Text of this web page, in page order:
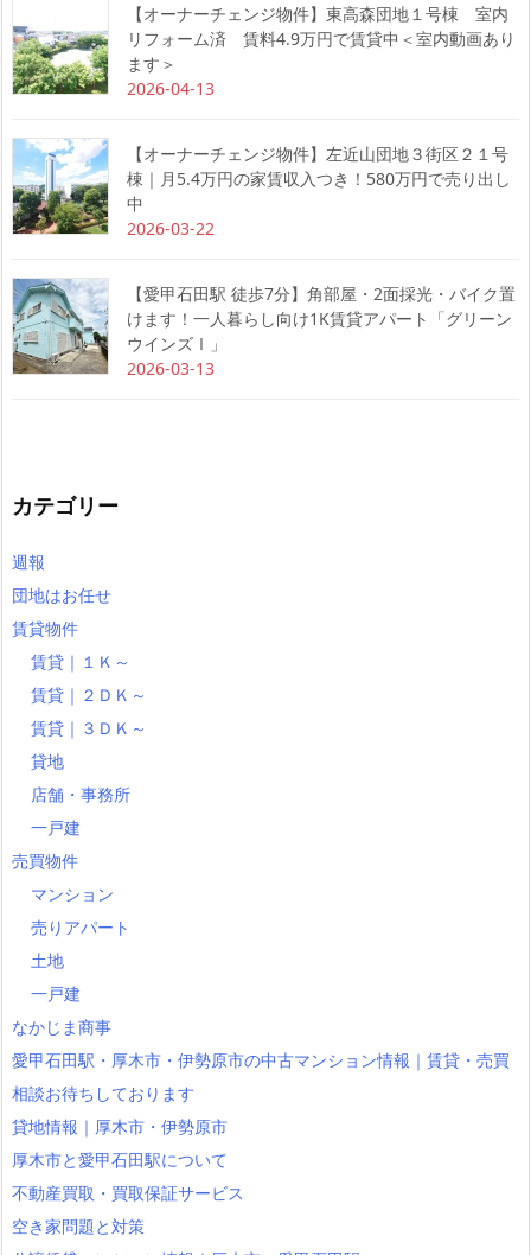
【オーナーチェンジ物件】東高森団地１号棟 室内
リフォーム済 賃料4.9万円で賃貸中＜室内動画あり
ます＞
2026-04-13
【オーナーチェンジ物件】左近山団地３街区２１号
棟｜月5.4万円の家賃収入つき！580万円で売り出し
中
2026-03-22
【愛甲石田駅 徒歩7分】角部屋・2面採光・バイク置
けます！一人暮らし向け1K賃貸アパート「グリーン
ウインズⅠ」
2026-03-13
カテゴリー
週報
団地はお任せ
賃貸物件
賃貸｜１Ｋ～
賃貸｜２ＤＫ～
賃貸｜３ＤＫ～
貸地
店舗・事務所
一戸建
売買物件
マンション
売りアパート
土地
一戸建
なかじま商事
愛甲石田駅・厚木市・伊勢原市の中古マンション情報｜賃貸・売買
相談お待ちしております
貸地情報｜厚木市・伊勢原市
厚木市と愛甲石田駅について
不動産買取・買取保証サービス
空き家問題と対策